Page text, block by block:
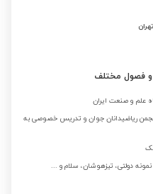
تهران
علم و صنعت ایران
بزرگ انجمن ریاضیدانان جوان و تدریس خصوصی به
دولتی، تیزهوشان، سلام و ...